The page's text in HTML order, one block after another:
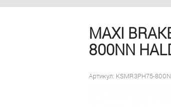
MAXI
800NN
Артикул: KSMR3PH75-